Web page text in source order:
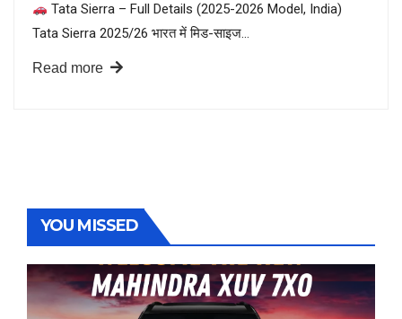
Tata Sierra – Full Details (2025-2026 Model, India)
Tata Sierra 2025/26 भारत में मिड-साइज…
Read more
YOU MISSED